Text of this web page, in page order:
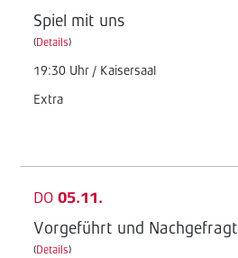
Spiel mit uns
(Details)
19:30 Uhr / Kaisersaal
Extra
DO 05.11.
Vorgeführt und Nachgefragt
(Details)